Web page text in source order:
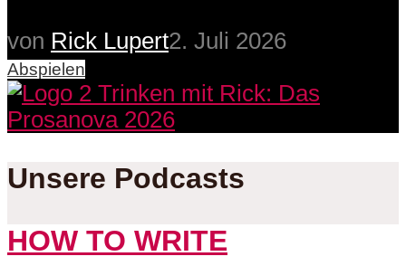
von Rick Lupert2. Juli 2026
Abspielen
Unsere Podcasts
HOW TO WRITE